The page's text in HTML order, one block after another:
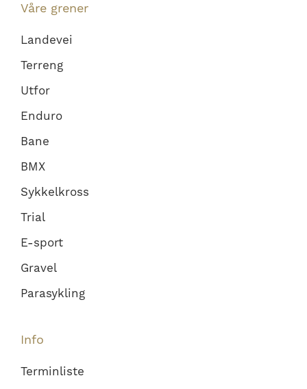
Våre grener
Landevei
Terreng
Utfor
Enduro
Bane
BMX
Sykkelkross
Trial
E-sport
Gravel
Parasykling
Info
Terminliste